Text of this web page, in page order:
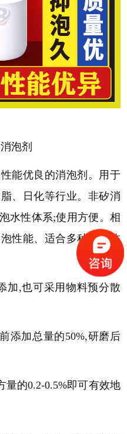
泡剂
能优良的消泡剂。用于
、日化等行业。非矽消
水性体系;使用方便。相
性能、适合多种树脂体
加,也可采用物料预分散
添加总量的50%,研磨后
量的0.2-0.5%即可有效地